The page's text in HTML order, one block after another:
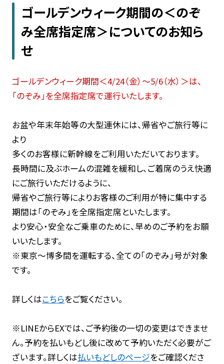
乗車方法 よくあるご質問
お知らせ一覧
会員規約・約款一覧
サイトのご利用にあたって
閉じる
ゴールデンウィーク期間の＜のぞ
み全席指定席＞についてのお知ら
せ
ゴールデンウィーク期間＜4/24（金）～5/6（水）＞は、
「のぞみ」を全席指定席で運行いたします。
お盆や年末年始等の大型連休には、帰省やご旅行等に
より​
多くのお客様に新幹線をご利用いただいております。​
長時間に及ぶホームの混雑を緩和し、ご着席のうえ快適
にご旅行いただけるように、
​帰省やご旅行等によりお客様のご利用が特に集中する
期間は「のぞみ」を全席指定席といたします。​
より安心・安全なご乗車のために、早めのご予約をお願
いいたします。​
※東京～博多間を運転する、全ての「のぞみ」号が対象
です。
詳しくはこちらをご覧ください。
※LINEからEXでは、ご予約後の一切の変更はできませ
ん。予約を払いもどし後に改めて予約いただく必要がご
ざいます。詳しくは払いもどしのページをご確認くださ